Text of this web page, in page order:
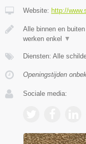
Website: http://
Alle binnen en
werken enkel ▼
Diensten: Alle
Openingstijden
Sociale media: